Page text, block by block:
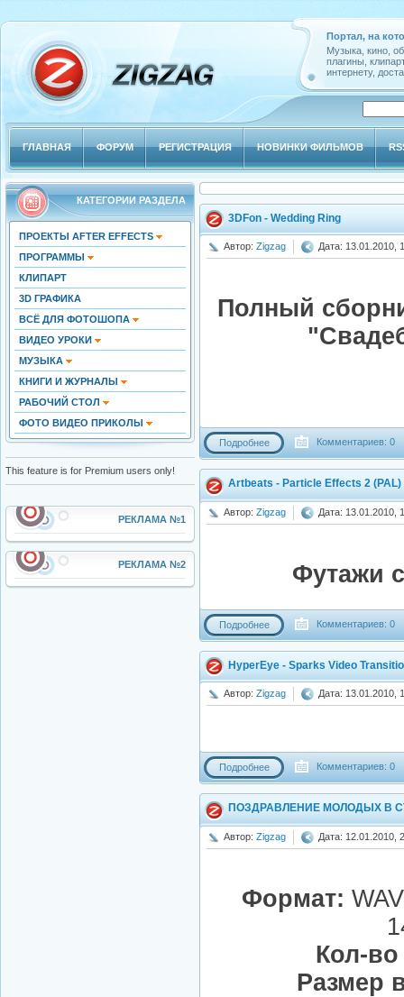
Портал, на
Музыка, кино,
плагины,
интернету,
ГЛАВНАЯ ФОРУМ РЕГИСТРАЦИЯ НОВИНКИ ФИЛЬМОВ
КАТЕГОРИИ РАЗДЕЛА
ПРОЕКТЫ AFTER EFFECTS
ПРОГРАММЫ
КЛИПАРТ
3D ГРАФИКА
ВСЁ ДЛЯ ФОТОШОПА
ВИДЕО УРОКИ
МУЗЫКА
КНИГИ И ЖУРНАЛЫ
РАБОЧИЙ СТОЛ
ФОТО ВИДЕО ПРИКОЛЫ
This feature is for Premium users only!
РЕКЛАМА №1
РЕКЛАМА №2
3DFon - Wedding Ring
Автор: Zigzag Дата: 13.01.2010,
Полный
Подробнее Комментариев: 0
Artbeats - Particle Effects 2 (PAL)
Автор: Zigzag Дата: 13.01.2010,
Футажи
Подробнее Комментариев: 0
HyperEye - Sparks Video
Автор: Zigzag Дата: 13.01.2010,
Подробнее Комментариев: 0
ПОЗДРАВЛЕНИЕ МОЛОДЫХ В
Автор: Zigzag Дата: 12.01.2010,
Формат:
Кол-во
Размер